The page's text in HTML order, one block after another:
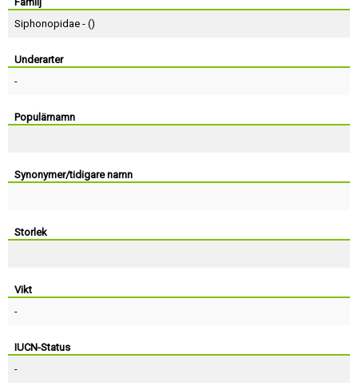
Siphonopidae - ()
Underarter
-
Populärnamn
Synonymer/tidigare namn
Storlek
Vikt
-
IUCN-Status
-